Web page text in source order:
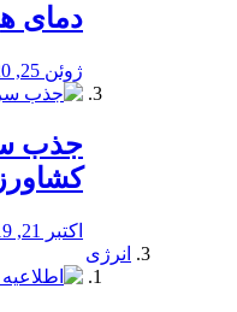
دمای
ژوئن 25, 2020
جذب
اکتبر 21, 2019
انرژی